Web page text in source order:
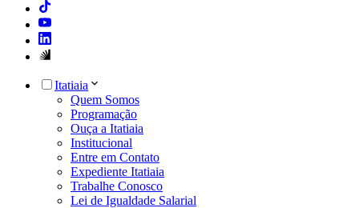
Itatiaia
Quem Somos
Programação
Ouça a Itatiaia
Institucional
Entre em Contato
Expediente Itatiaia
Trabalhe Conosco
Lei de Igualdade Salarial